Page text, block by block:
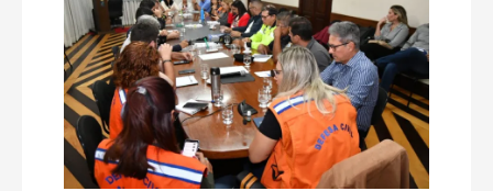
Grande
Natal